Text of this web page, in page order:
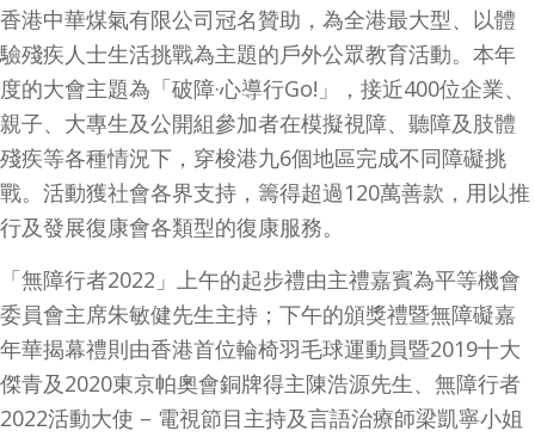
香港中華煤氣有限公司冠名贊助，為全港最大型、以體
驗殘疾人士生活挑戰為主題的戶外公眾教育活動。本年
度的大會主題為「破障·心導行Go! 」，接近400位企業、
親子、大專生及公開組參加者在模擬視障、聽障及肢體
殘疾等各種情況下，穿梭港九6個地區完成不同障礙挑
戰。活動獲社會各界支持，籌得超過120萬善款，用以推
行及發展復康會各類型的復康服務。
「無障行者2022」上午的起步禮由主禮嘉賓為平等機會
委員會主席朱敏健先生主持；下午的頒獎禮暨無障礙嘉
年華揭幕禮則由香港首位輪椅羽毛球運動員暨2019十大
傑青及2020東京帕奧會銅牌得主陳浩源先生、無障行者
2022活動大使 – 電視節目主持及言語治療師梁凱寧小姐